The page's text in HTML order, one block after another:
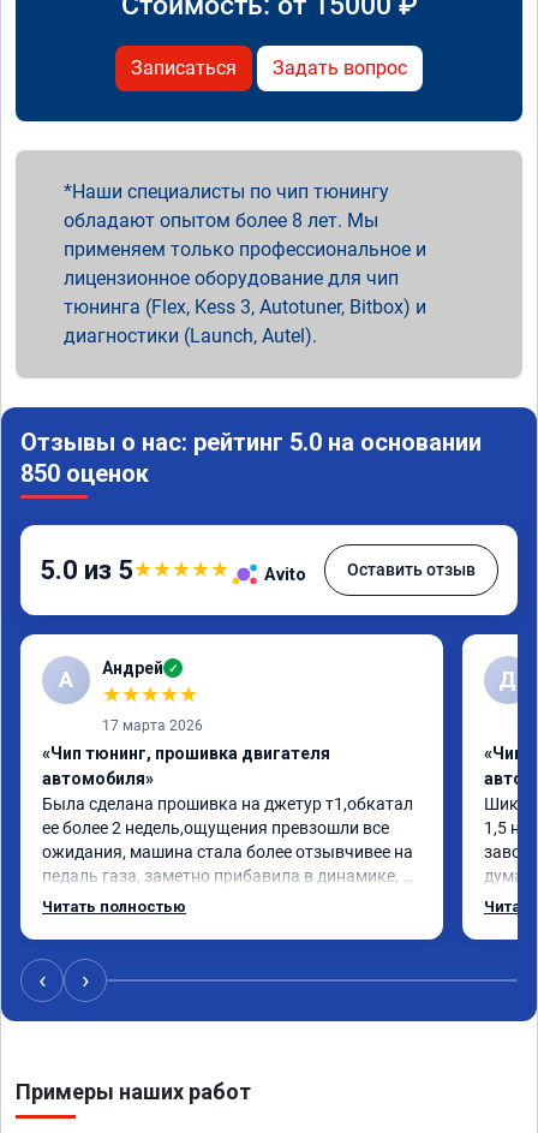
Записаться Задать вопрос
Наши специалисты по чип тюнингу
обладают опытом более 8 лет. Мы
применяем только профессиональное и
лицензионное оборудование для чип
тюнинга (Flex, Kess 3, Autotuner, Bitbox) и
диагностики (Launch, Autel).
Отзывы о нас: рейтинг 5.0 на основании
850 оценок
5.0 из 5★★★★★ Avito Оставить отзыв
А Андрей ✓
★★★★★
17 марта 2026
«Чип тюнинг, прошивка двигателя
автомобиля»
Была сделана прошивка на джетур т1,обкатал
ее более 2 недель,ощущения превзошли все
ожидания, машина стала более отзывчивее на
педаль газа, заметно прибавила в динамике,
по расходу топлива не чего не поменялось,
рекомендую данных ребят.
Читать полностью
Д
«Чип
1,5 на
Плюс
‹ ›
Примеры наших работ